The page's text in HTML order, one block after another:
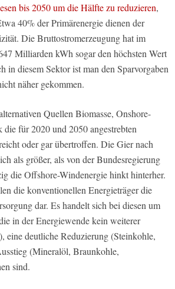
bis 2050 um die Hälfte zu reduzieren,
40% der Primärenergie dienen der
Die Bruttostromerzeugung hat im
Milliarden kWh sogar den höchsten Wert
in diesem Sektor ist man den Sparvorgaben
näher gekommen.
Quellen Biomasse, Onshore-
für 2020 und 2050 angestrebten
oder gar übertroffen. Die Gier nach
als größer, als von der Bundesregierung
die Offshore-Windenergie hinkt hinterher.
die konventionellen Energieträger die
dar. Es handelt sich bei diesen um
in der Energiewende kein weiterer
eine deutliche Reduzierung (Steinkohle,
(Mineralöl, Braunkohle,
sind.